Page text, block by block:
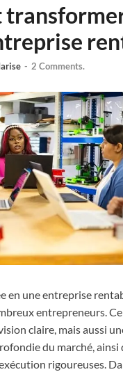
- 2 Comments.
en une entreprise
entrepreneurs.
claire, mais aussi
du marché, ainsi
rigoureuses.